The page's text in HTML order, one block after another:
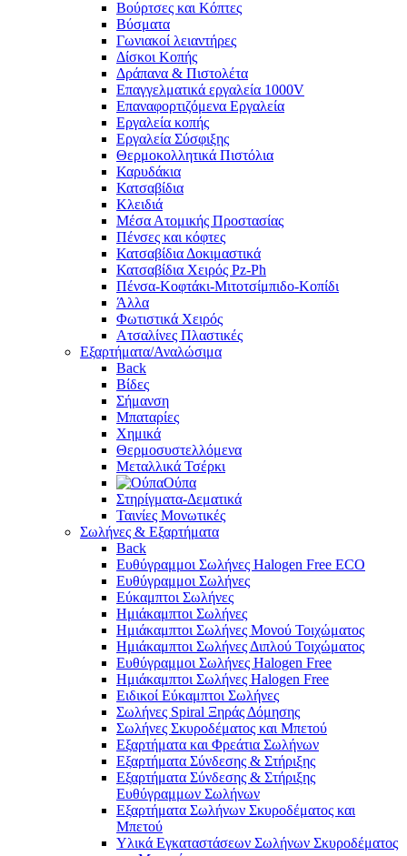
Βούρτσες και Κόπτες
Βύσματα
Γωνιακοί λειαντήρες
Δίσκοι Κοπής
Δράπανα & Πιστολέτα
Επαγγελματικά εργαλεία 1000V
Επαναφορτιζόμενα Εργαλεία
Εργαλεία κοπής
Εργαλεία Σύσφιξης
Θερμοκολλητικά Πιστόλια
Καρυδάκια
Κατσαβίδια
Κλειδιά
Μέσα Ατομικής Προστασίας
Πένσες και κόφτες
Κατσαβίδια Δοκιμαστικά
Κατσαβίδια Χειρός Pz-Ph
Πένσα-Κοφτάκι-Μιτοτσίμπιδο-Κοπίδι
Άλλα
Φωτιστικά Χειρός
Ατσαλίνες Πλαστικές
Εξαρτήματα/Αναλώσιμα
Back
Βίδες
Σήμανση
Μπαταρίες
Χημικά
Θερμοσυστελλόμενα
Μεταλλικά Τσέρκι
Ούπα
Στηρίγματα-Δεματικά
Ταινίες Μονωτικές
Σωλήνες & Εξαρτήματα
Back
Ευθύγραμμοι Σωλήνες Halogen Free ECO
Ευθύγραμμοι Σωλήνες
Εύκαμπτοι Σωλήνες
Ημιάκαμπτοι Σωλήνες
Ημιάκαμπτοι Σωλήνες Μονού Τοιχώματος
Ημιάκαμπτοι Σωλήνες Διπλού Τοιχώματος
Ευθύγραμμοι Σωλήνες Halogen Free
Ημιάκαμπτοι Σωλήνες Halogen Free
Ειδικοί Εύκαμπτοι Σωλήνες
Σωλήνες Spiral Ξηράς Δόμησης
Σωλήνες Σκυροδέματος και Μπετού
Εξαρτήματα και Φρεάτια Σωλήνων
Εξαρτήματα Σύνδεσης & Στήριξης
Εξαρτήματα Σύνδεσης & Στήριξης
Ευθύγραμμων Σωλήνων
Εξαρτήματα Σωλήνων Σκυροδέματος και
Μπετού
Υλικά Εγκαταστάσεων Σωλήνων Σκυροδέματος